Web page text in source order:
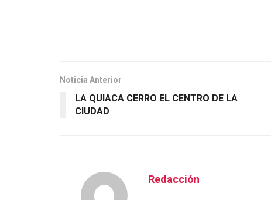
Noticia Anterior
LA QUIACA CERRO EL CENTRO DE LA
CIUDAD
Redacción